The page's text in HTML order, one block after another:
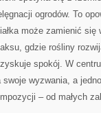
ogrodów. To
może zamienić się
gdzie rośliny
spokój. W
wyzwania, a
– od małych